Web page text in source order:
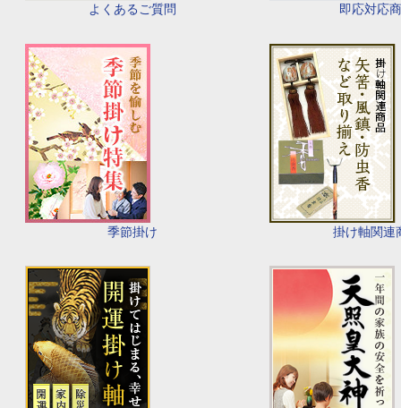
よくあるご質問 即応対応
季節掛け 掛け軸関連